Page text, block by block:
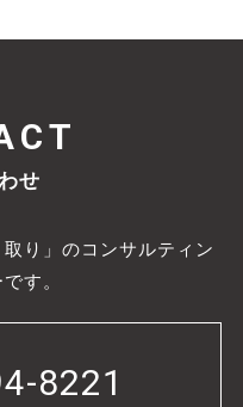
せ
り」のコンサルティン
す。
8221